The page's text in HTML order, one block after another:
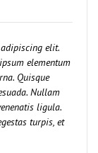
elit.
elementum
Quisque
Nullam
ligula.
turpis, et